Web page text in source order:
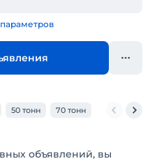
50 тонн 70 тонн 80 тонн
объявлений, вы